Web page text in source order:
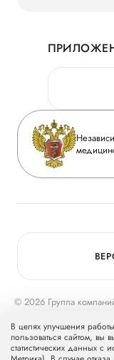
Новости
Руководство
Сотрудничество
Инвесторам
Журнал «Мать и
Вакансии
Медицинский
Личный кабинет
Персональные
Горячая линия
Вопрос-ответ
Приложение
Статьи
© 2026 Группа
Группу компаний «Мать
В целях улучшения
пользоваться сайтом, вы
статистических данных с